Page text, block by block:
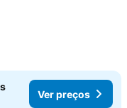
Ver preços